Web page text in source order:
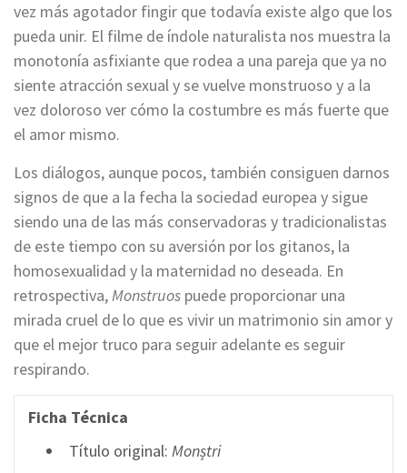
vez más agotador fingir que todavía existe algo que los
pueda unir. El filme de índole naturalista nos muestra la
monotonía asfixiante que rodea a una pareja que ya no
siente atracción sexual y se vuelve monstruoso y a la
vez doloroso ver cómo la costumbre es más fuerte que
el amor mismo.
Los diálogos, aunque pocos, también consiguen darnos
signos de que a la fecha la sociedad europea y sigue
siendo una de las más conservadoras y tradicionalistas
de este tiempo con su aversión por los gitanos, la
homosexualidad y la maternidad no deseada. En
retrospectiva,Monstruos puede proporcionar una
mirada cruel de lo que es vivir un matrimonio sin amor y
que el mejor truco para seguir adelante es seguir
respirando.
Ficha Técnica
Título original: Monștri